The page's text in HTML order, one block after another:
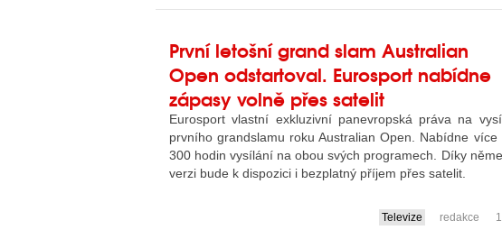
První letošní grand slam Australian
Open odstartoval. Eurosport nabídne
zápasy volně přes satelit
Eurosport vlastní exkluzivní panevropská práva na
prvního grandslamu roku Australian Open. Nabídne více
300 hodin vysílání na obou svých programech. Díky
verzi bude k dispozici i bezplatný příjem přes satelit.
Televize redakce